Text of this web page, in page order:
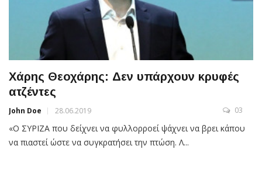
Χάρης Θεοχάρης: Δεν υπάρχουν κρυφές
ατζέντες
John Doe 28.06.2019 03
«Ο ΣΥΡΙΖΑ που δείχνει να φυλλορροεί ψάχνει να βρει κάπου
να πιαστεί ώστε να συγκρατήσει την πτώση. Λ...